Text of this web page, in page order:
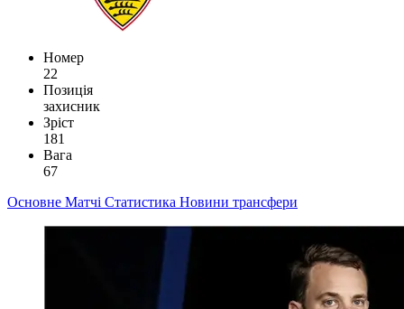
Номер
22
Позиція
захисник
Зріст
181
Вага
67
Основне Матчі Статистика Новини трансфери